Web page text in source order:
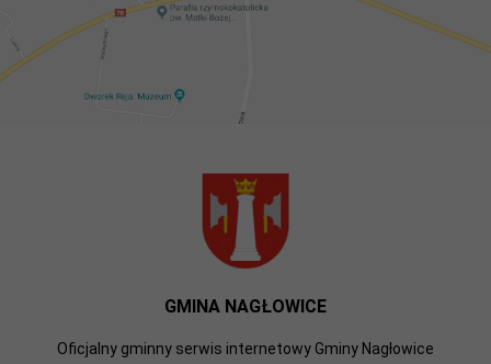
GMINA NAGŁOWICE
Oficjalny gminny serwis internetowy Gminy Nagłowice